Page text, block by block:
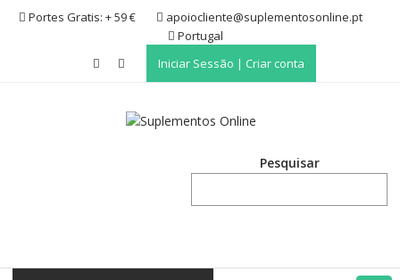
Skip Portes Gratis: + 59 €
apoiocliente@suplementosonline.pt
Portugal
Iniciar Sessão | Criar conta
Pesquisar